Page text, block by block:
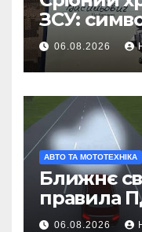
ЗСУ:
06.08.2026
АВТО ТА МОТОТЕХНІКА
Ближнє
правила
06.08.2026